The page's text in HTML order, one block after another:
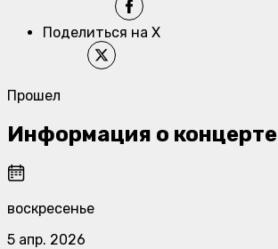
Поделиться на X
Прошел
Информация о концерте
воскресенье
5 апр. 2026